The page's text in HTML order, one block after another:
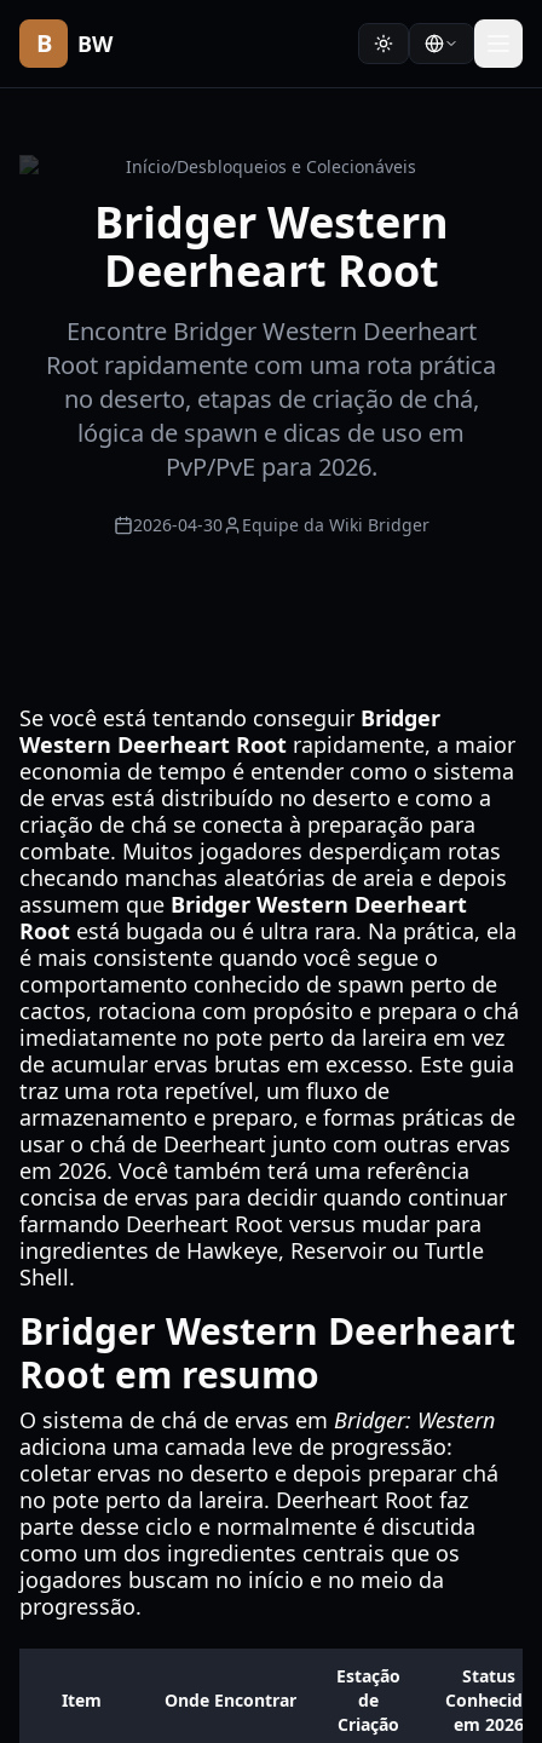
B BW
Início/Desbloqueios e Colecionáveis
Bridger Western
Deerheart Root
Encontre Bridger Western Deerheart
Root rapidamente com uma rota prática
no deserto, etapas de criação de chá,
lógica de spawn e dicas de uso em
PvP/PvE para 2026.
2026-04-30 Equipe da Wiki Bridger
Se você está tentando conseguir Bridger
Western Deerheart Root rapidamente, a maior
economia de tempo é entender como o sistema
de ervas está distribuído no deserto e como a
criação de chá se conecta à preparação para
combate. Muitos jogadores desperdiçam rotas
checando manchas aleatórias de areia e depois
assumem que Bridger Western Deerheart
Root está bugada ou é ultra rara. Na prática, ela
é mais consistente quando você segue o
comportamento conhecido de spawn perto de
cactos, rotaciona com propósito e prepara o chá
imediatamente no pote perto da lareira em vez
de acumular ervas brutas em excesso. Este guia
traz uma rota repetível, um fluxo de
armazenamento e preparo, e formas práticas de
usar o chá de Deerheart junto com outras ervas
em 2026. Você também terá uma referência
concisa de ervas para decidir quando continuar
farmando Deerheart Root versus mudar para
ingredientes de Hawkeye, Reservoir ou Turtle
Shell.
Bridger Western Deerheart
Root em resumo
O sistema de chá de ervas em Bridger: Western
adiciona uma camada leve de progressão:
coletar ervas no deserto e depois preparar chá
no pote perto da lareira. Deerheart Root faz
parte desse ciclo e normalmente é discutida
como um dos ingredientes centrais que os
jogadores buscam no início e no meio da
progressão.
Item Onde Encontrar
Estação
de
Criação
Status
Conhecido
em 2026